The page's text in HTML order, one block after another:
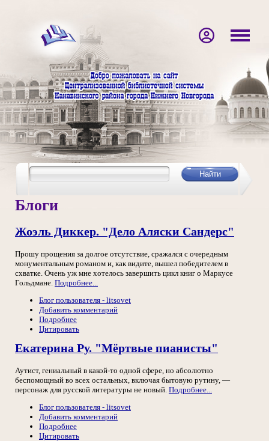
Блоги
Жоэль Диккер. "Дело Аляски Сандерс"
Прошу прощения за долгое отсутствие, сражался с очередным
монументальным романом и, как видите, вышел победителем в
схватке. Очень уж мне хотелось завершить цикл книг о Маркусе
Гольдмане. Подробнее...
Блог пользователя - litsovet
Добавить комментарий
Подробнее
Цитировать
Екатерина Ру. "Мёртвые пианисты"
Аутист, гениальный в какой-то одной сфере, но абсолютно
беспомощный во всех остальных, включая бытовую рутину, —
персонаж для русской литературы не новый. Подробнее...
Блог пользователя - litsovet
Добавить комментарий
Подробнее
Цитировать